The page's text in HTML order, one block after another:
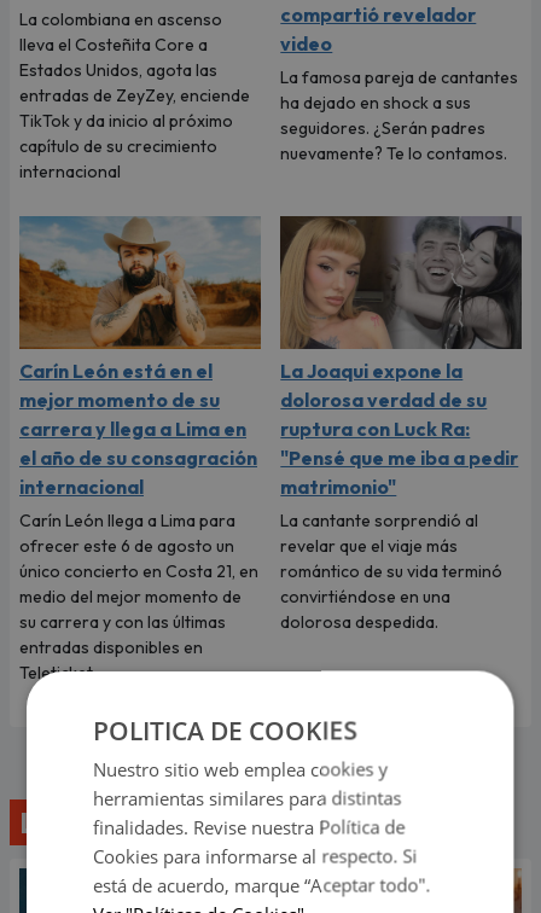
La colombiana en ascenso
lleva el Costeñita Core a
Estados Unidos, agota las
entradas de ZeyZey, enciende
TikTok y da inicio al próximo
capítulo de su crecimiento
internacional
compartió revelador
video
La famosa pareja de cantantes
ha dejado en shock a sus
seguidores. ¿Serán padres
nuevamente? Te lo contamos.
Carín León está en el
mejor momento de su
carrera y llega a Lima en
el año de su consagración
internacional
Carín León llega a Lima para
ofrecer este 6 de agosto un
único concierto en Costa 21, en
medio del mejor momento de
su carrera y con las últimas
entradas disponibles en
Teleticket.
La Joaqui expone la
dolorosa verdad de su
ruptura con Luck Ra:
"Pensé que me iba a pedir
matrimonio"
La cantante sorprendió al
revelar que el viaje más
romántico de su vida terminó
convirtiéndose en una
dolorosa despedida.
Lo último
POLITICA DE COOKIES
Nuestro sitio web emplea cookies y
herramientas similares para distintas
finalidades. Revise nuestra Política de
Cookies para informarse al respecto. Si
está de acuerdo, marque “Aceptar todo".